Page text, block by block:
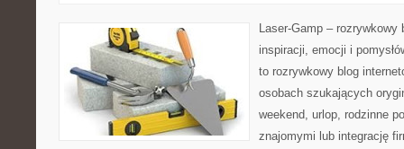
Laser-Gamp – rozrywkowy
inspiracji, emocji i
to rozrywkowy blog
osobach szukających
weekend, urlop, rodzinne
znajomymi lub integrację